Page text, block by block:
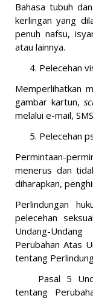
Bahasa tubuh
kerlingan yang
penuh nafsu,
atau lainnya.
4. Pelecehan
Memperlihatkan
gambar kartun,
melalui e-mail,
5. Pelecehan
Permintaan-
menerus dan
diharapkan,
Perlindungan
pelecehan
Undang-
Perubahan Atas
tentang
Pasal 5
tentang